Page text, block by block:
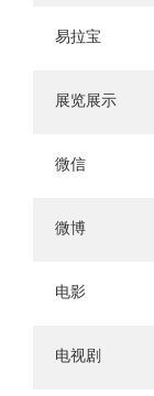
易拉宝
展览展示
微信
微博
电影
电视剧